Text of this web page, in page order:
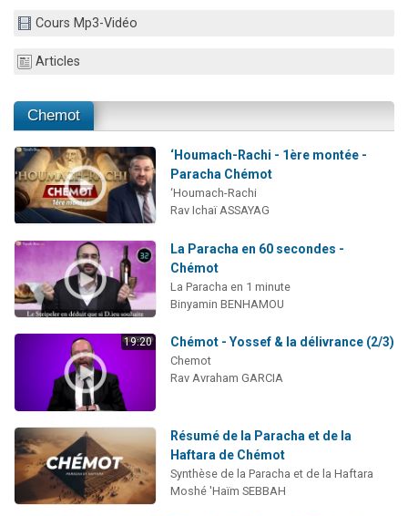
Cours Mp3-Vidéo
Articles
Chemot
‘Houmach-Rachi - 1ère montée -
Paracha Chémot
‘Houmach-Rachi
Rav Ichaï ASSAYAG
La Paracha en 60 secondes -
Chémot
La Paracha en 1 minute
Binyamin BENHAMOU
19:20 Chémot - Yossef & la délivrance (2/3)
Chemot
Rav Avraham GARCIA
Résumé de la Paracha et de la
Haftara de Chémot
Synthèse de la Paracha et de la Haftara
Moshé 'Haïm SEBBAH